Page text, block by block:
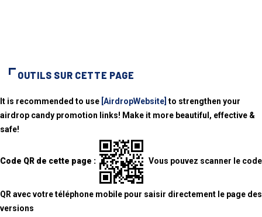
OUTILS SUR CETTE PAGE
It is recommended to use [AirdropWebsite] to strengthen your
airdrop candy promotion links! Make it more beautiful, effective &
safe!
Code QR de cette page : Vous pouvez scanner le code
QR avec votre téléphone mobile pour saisir directement le page des
versions